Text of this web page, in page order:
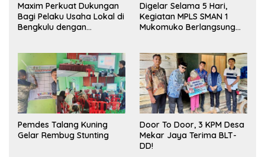
Maxim Perkuat Dukungan
Bagi Pelaku Usaha Lokal di
Bengkulu dengan
Pasar
Digelar Selama 5 Hari,
Kegiatan MPLS SMAN 1
Mukomuko Berlangsung
Pemdes Talang Kuning
Gelar Rembug Stunting
Door To Door, 3 KPM Desa
Mekar Jaya Terima BLT-
DD!